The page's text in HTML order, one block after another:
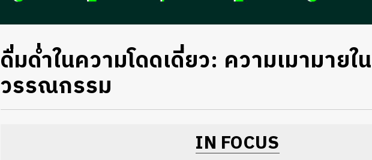
ดื่มด่ำในความโดดเดี่ยว: ความเมามายใน
วรรณกรรม
IN FOCUS